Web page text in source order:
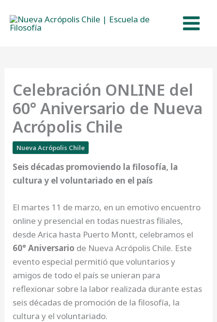
contenido
Celebración ONLINE del
60° Aniversario de Nueva
Acrópolis Chile
Nueva Acrópolis Chile
Seis décadas promoviendo la filosofía, la
cultura y el voluntariado en el país
El martes 11 de marzo, en un emotivo encuentro
online y presencial en todas nuestras filiales,
desde Arica hasta Puerto Montt, celebramos el
60° Aniversario de Nueva Acrópolis Chile. Este
evento especial permitió que voluntarios y
amigos de todo el país se unieran para
reflexionar sobre la labor realizada durante estas
seis décadas de promoción de la filosofía, la
cultura y el voluntariado.